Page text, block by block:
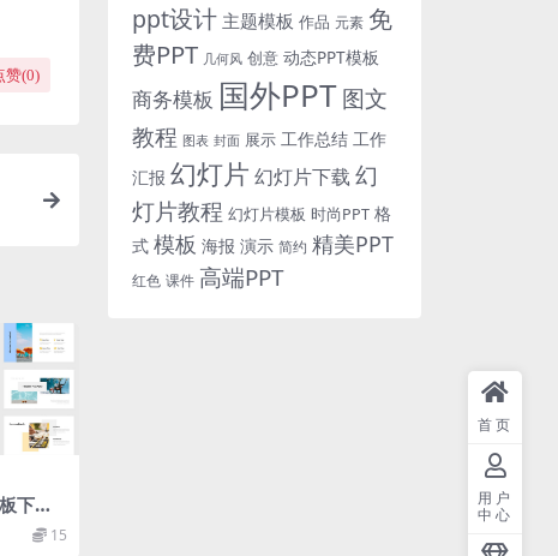
赞(0)
下载
15
ppt设计 主题模板 作品 元素 免
费PPT 几何风 创意 动态PPT模板
商务模板 国外PPT图文
教程 图表 封面 展示 工作总结 工作
汇报 幻灯片 幻灯片下载 幻
灯片教程 幻灯片模板 时尚PPT 格
式 模板 海报 演示 简约 精美PPT
红色 课件 高端PPT
首页
用户
中心